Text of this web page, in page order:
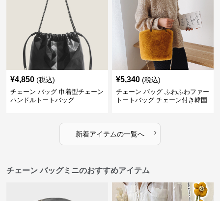
¥4,850 (税込)
チェーン バッグ 巾着型チェーン
ハンドルトートバッグ
¥5,340 (税込)
チェーン バッグ ふわふわファー
トートバッグ チェーン付き韓国
新着アイテムの一覧へ ›
チェーン バッグミニのおすすめアイテム